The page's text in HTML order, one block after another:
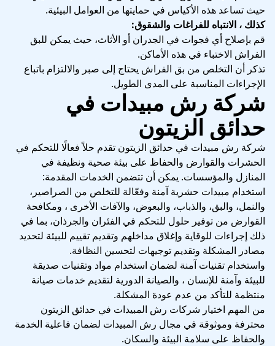
حيث تساعد هذه الأكياس في حمايتها من العوامل البيئية.
كذلك ، الانتباه للفراغات والشقوق:
قم بإصلاح أي فجوات في الجدران أو الأثاث، حيث يمكن للبق
الفراش الاختباء في هذه الأماكن.
تذكر أن التخلص من بق الفراش يحتاج إلى صبر والالتزام باتباع
الإجراءات المناسبة على المدى الطويل.
شركة رش مبيدات في
حدائق الزيتون
شركة رش مبيدات في حدائق الزيتون تقدم حلاً فعالًا للتحكم في
الحشرات والقوارض والحفاظ على بيئة صحية ونظيفة في
المنازل والمؤسسات. يمكن أن تتضمن الخدمات المقدمة:
استخدام مبيدات حشرية آمنة وفعّالة للتخلص من الصراصير،
والنمل، والبق، والذباب، والبعوض، والآفات الأخرى ، ومكافحة
القوارض من توفير حلول للتحكم في الفئران والجرذان، بما في
ذلك إجراءات للوقاية وإغلاق مداخلهم وتقديم تقييم للبيئة لتحديد
مصادر المشكلة وتقديم توجيهات لتحسين النظافة.
واستخدام تقنيات آمنة لضمان استخدام مواد وتقنيات صديقة
للبيئة وآمنة للإنسان ، والصيانة الدورية لتقديم خدمات صيانة
منتظمة للتأكد من عدم عودة المشكلة.
من المهم اختيار شركات رش المبيدات في حدائق الزيتون
محترفة وموثوقة في مجال رش المبيدات لضمان فاعلية الخدمة
والحفاظ على سلامة البيئة والسكان.